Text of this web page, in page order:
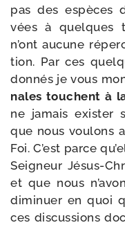
pas des espèces
vées à quelques
n’ont aucune
tion. Par ces
don­nés je vous
nales touchent à
ne jamais exis­ter
que nous vou­lons
Foi. C’est parce
Seigneur Jésus-​
et que nous
dimi­nuer en quoi
ces dis­cus­sions